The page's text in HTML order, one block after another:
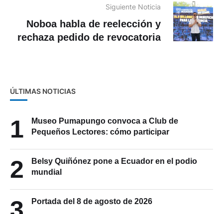
y 7 personas más
Siguiente Noticia
Noboa habla de reelección y
rechaza pedido de revocatoria
ÚLTIMAS NOTICIAS
1
Museo Pumapungo convoca a Club de
Pequeños Lectores: cómo participar
2
Belsy Quiñónez pone a Ecuador en el podio
mundial
Portada del 8 de agosto de 2026